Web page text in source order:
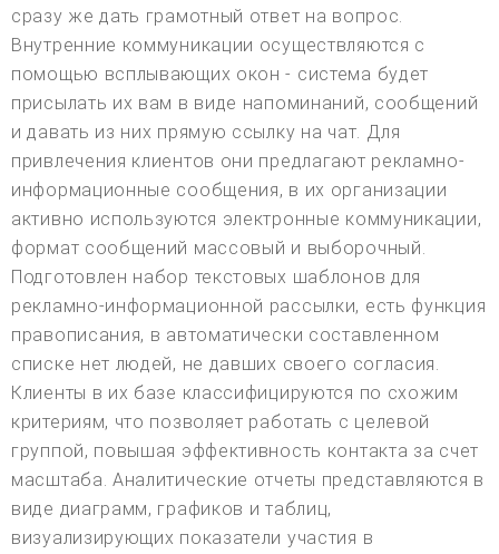
сразу же дать грамотный ответ на вопрос.
Внутренние коммуникации осуществляются с
помощью всплывающих окон - система будет
присылать их вам в виде напоминаний, сообщений
и давать из них прямую ссылку на чат. Для
привлечения клиентов они предлагают рекламно-
информационные сообщения, в их организации
активно используются электронные коммуникации,
формат сообщений массовый и выборочный.
Подготовлен набор текстовых шаблонов для
рекламно-информационной рассылки, есть функция
правописания, в автоматически составленном
списке нет людей, не давших своего согласия.
Клиенты в их базе классифицируются по схожим
критериям, что позволяет работать с целевой
группой, повышая эффективность контакта за счет
масштаба. Аналитические отчеты представляются в
виде диаграмм, графиков и таблиц,
визуализирующих показатели участия в